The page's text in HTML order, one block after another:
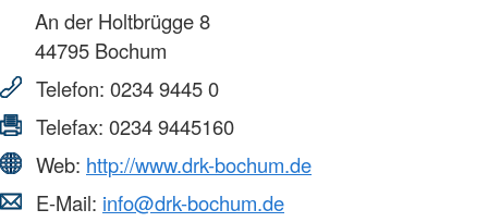
An der Holtbrügge 8
44795 Bochum
Telefon: 0234 9445 0
Telefax: 0234 9445160
Web: http://www.drk-bochum.de
E-Mail: info@drk-bochum.de